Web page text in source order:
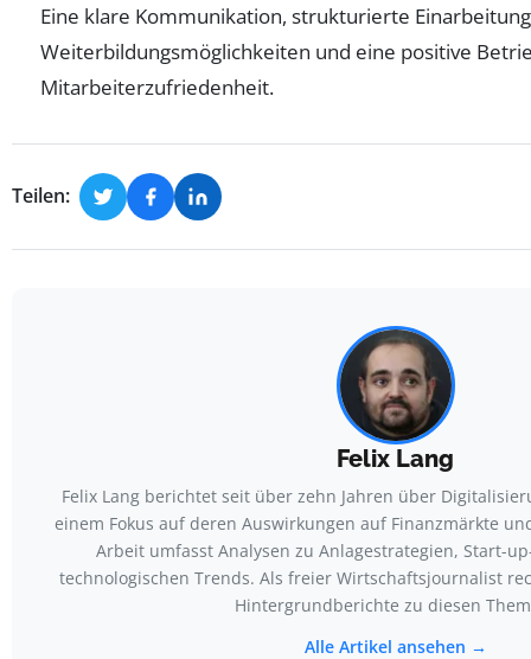
Eine klare Kommunikation, strukturierte
Weiterbildungsmöglichkeiten und eine positive
Mitarbeiterzufriedenheit.
Teilen:
Felix Lang
Felix Lang berichtet seit über zehn Jahren über
einem Fokus auf deren Auswirkungen auf Finanzmärkte
Arbeit umfasst Analysen zu Anlagestrategien, Start-
technologischen Trends. Als freier Wirtschaftsjournalist
Hintergrundberichte zu diesen
Alle Artikel ansehen →